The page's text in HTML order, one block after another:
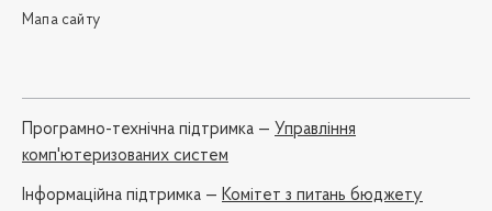
Мапа сайту
Програмно-технічна підтримка — Управління
комп'ютеризованих систем
Iнформаційна підтримка — Комітет з питань бюджету